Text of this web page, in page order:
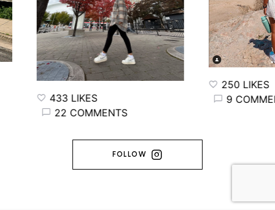
LIKES
COMMENTS
250 LIKES
9 COMMENTS
FOLLOW